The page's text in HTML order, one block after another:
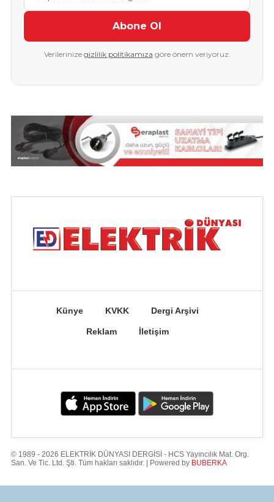
Abone Ol
Verilerinize gizlilik politikamıza göre önem veriyoruz.
Künye KVKK Dergi Arşivi
Reklam İletişim
© 1989 - 2026 ELEKTRİK DÜNYASI DERGİSİ - HCS Yayıncılık Mat. Org.
San. Ve Tic. Ltd. Şti. Tüm hakları saklıdır. | Powered by BUBERKA